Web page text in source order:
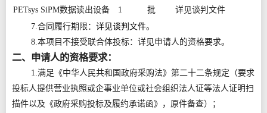
PETsys SiPM数据读出设备
1 批
详见谈判文件
7.合同履行期限： 详见谈判文件。
8.本项目不接受联合体投标：详见申请人的资格要求。
二、申请人的资格要求：
1.满足《中华人民共和国政府采购法》第二十二条规定（要求
投标人提供营业执照或企事业单位或社会组织法人证等法人证明扫
描件以及《政府采购投标及履约承诺函》，原件备查）；